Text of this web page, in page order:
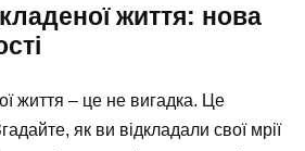
життя: нова
життя – це не вигадка. Це
як ви відкладали свої мрії